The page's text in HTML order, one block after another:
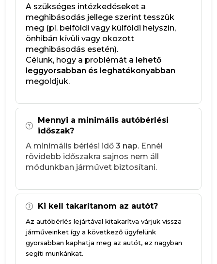
A szükséges intézkedéseket a
meghibásodás jellege szerint tesszük
meg (pl. belföldi vagy külföldi helyszín,
önhibán kívüli vagy okozott
meghibásodás esetén).
Célunk, hogy a problémát a lehető
leggyorsabban és leghatékonyabban
megoldjuk.
Mennyi a minimális autóbérlési
időszak?
A minimális bérlési idő 3 nap. Ennél
rövidebb időszakra sajnos nem áll
módunkban járművet biztosítani.
Ki kell takarítanom az autót?
Az autóbérlés lejártával kitakarítva várjuk vissza
járműveinket így a következő ügyfelünk
gyorsabban kaphatja meg az autót, ez nagyban
segíti munkánkat.